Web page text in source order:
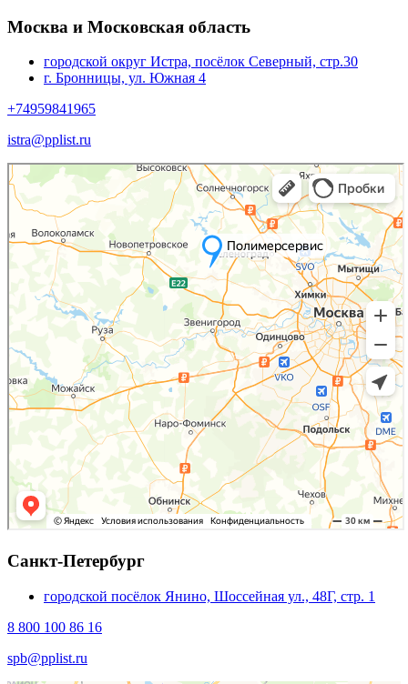
Москва и Московская область
городской округ Истра, посёлок Северный, стр.30
г. Бронницы, ул. Южная 4
+74959841965
istra@pplist.ru
Санкт-Петербург
городской посёлок Янино, Шоссейная ул., 48Г, стр. 1
8 800 100 86 16
spb@pplist.ru